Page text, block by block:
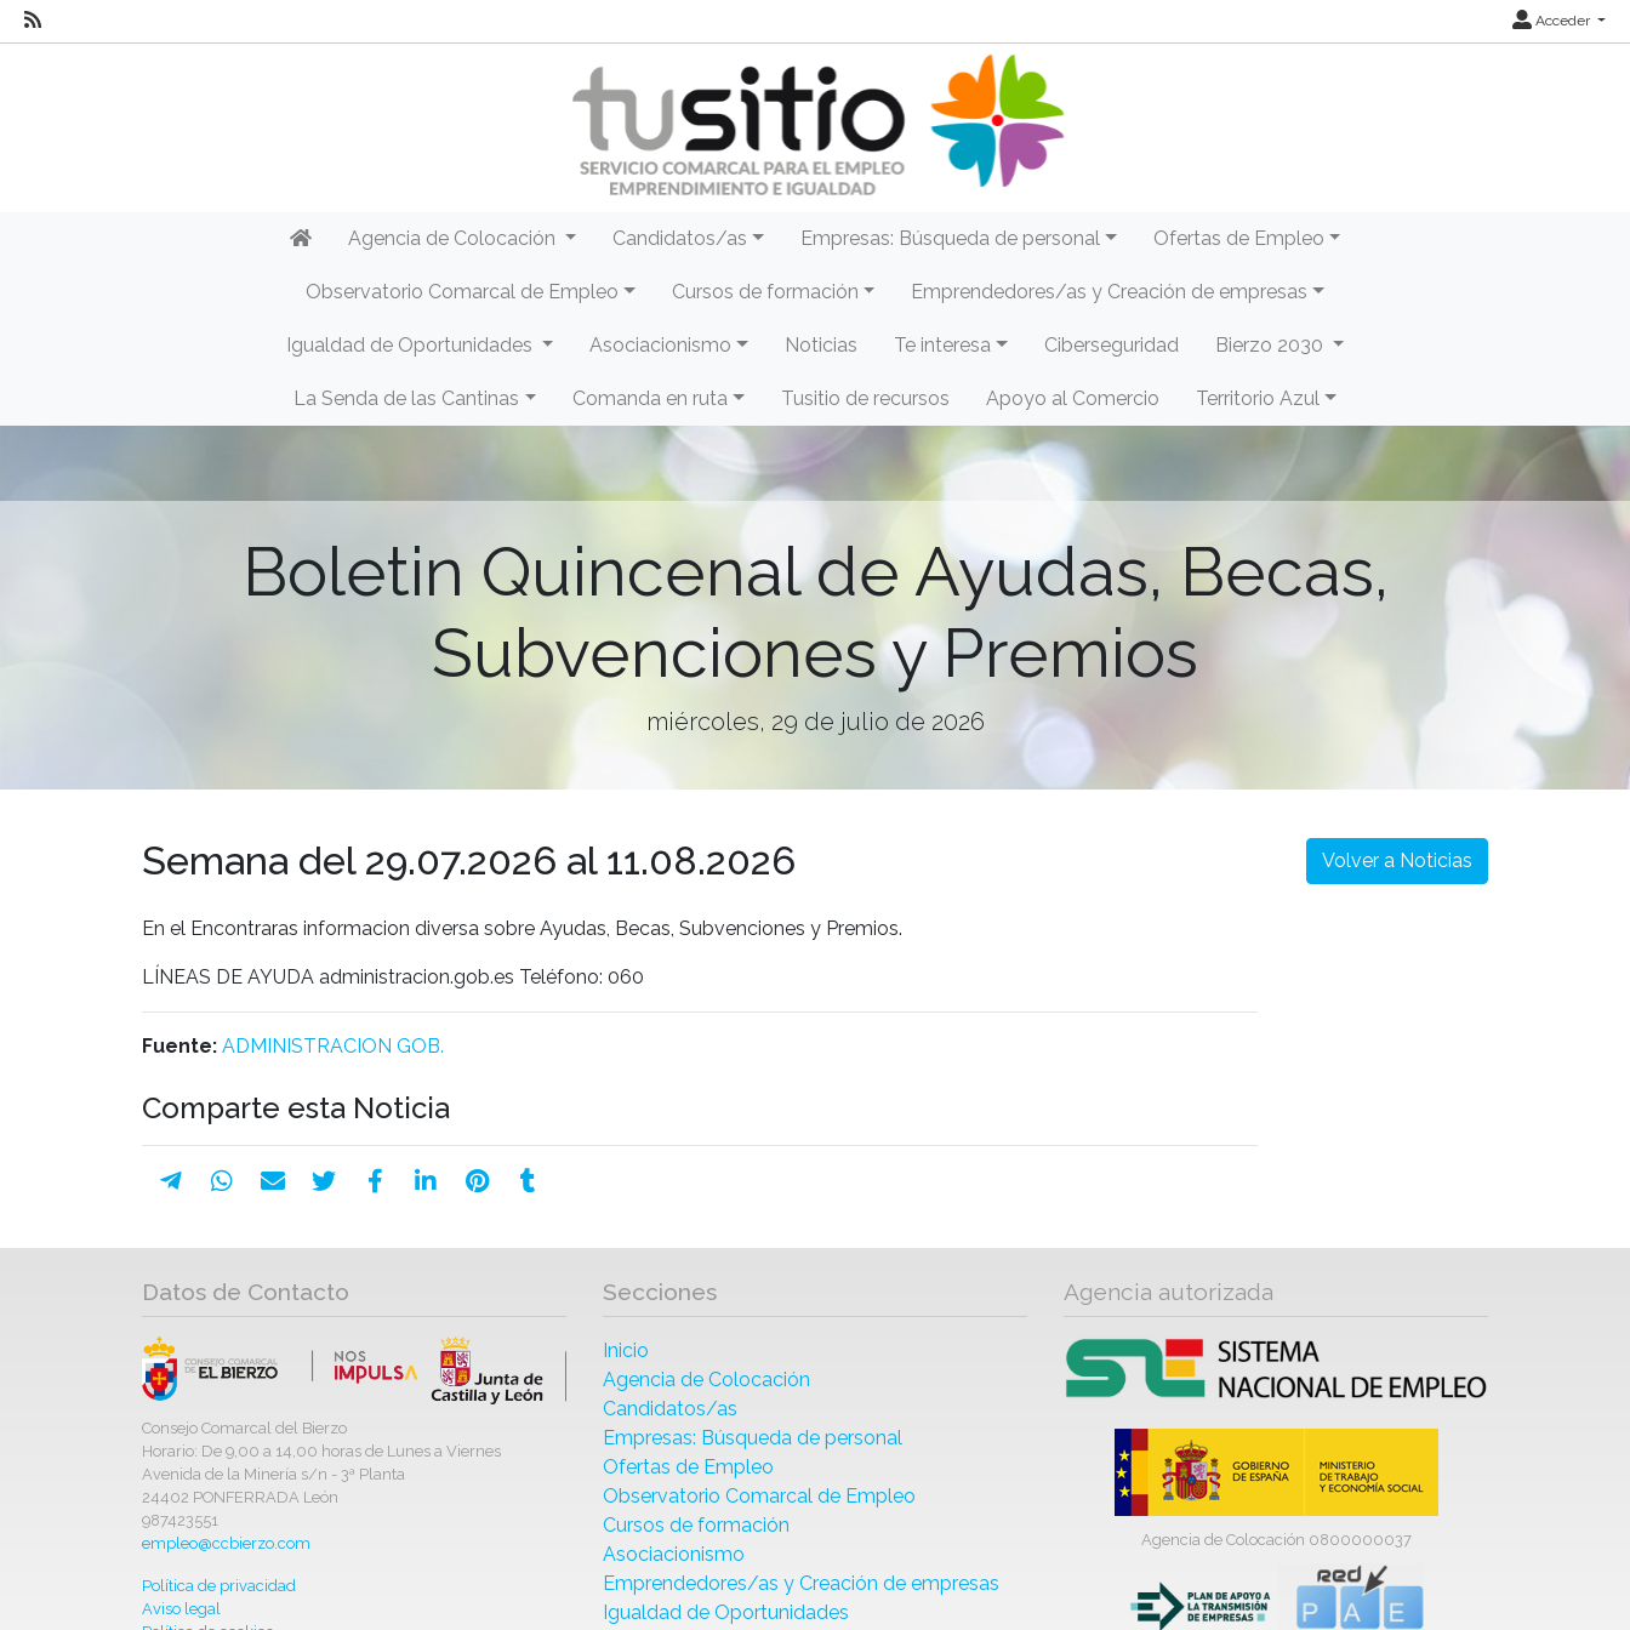
Acceder
Agencia de Colocación Candidatos/as Empresas: Búsqueda de personal Ofertas de Empleo
Observatorio Comarcal de Empleo Cursos de formación Emprendedores/as y Creación de empresas
Igualdad de Oportunidades Asociacionismo Noticias Te interesa Ciberseguridad Bierzo 2030
La Senda de las Cantinas Comanda en ruta Tusitio de recursos Apoyo al Comercio Territorio Azul
Boletin Quincenal de Ayudas, Becas,
Subvenciones y Premios
miércoles, 29 de julio de 2026
Semana del 29.07.2026 al 11.08.2026
En el Encontraras informacion diversa sobre Ayudas, Becas, Subvenciones y Premios.
LÍNEAS DE AYUDA administracion.gob.es Teléfono: 060
Fuente: ADMINISTRACION GOB.
Comparte esta Noticia
Volver a Noticias
Datos de Contacto
Consejo Comarcal del Bierzo
Horario: De 9,00 a 14,00 horas de Lunes a Viernes
Avenida de la Minería s/n - 3ª Planta
24402 PONFERRADA León
987423551
empleo@ccbierzo.com
Política de privacidad
Aviso legal
Secciones
Inicio
Agencia de Colocación
Candidatos/as
Empresas: Búsqueda de personal
Ofertas de Empleo
Observatorio Comarcal de Empleo
Cursos de formación
Asociacionismo
Emprendedores/as y Creación de empresas
Igualdad de Oportunidades
Agencia autorizada
Agencia de Colocación 0800000037